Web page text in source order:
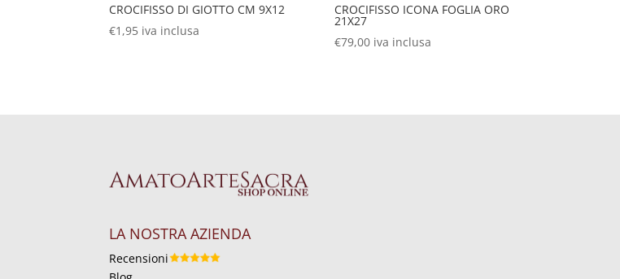
CROCIFISSO DI GIOTTO CM 9X12
€1,95 iva inclusa
CROCIFISSO ICONA FOGLIA ORO
21X27
€79,00 iva inclusa
LA NOSTRA AZIENDA
Recensioni